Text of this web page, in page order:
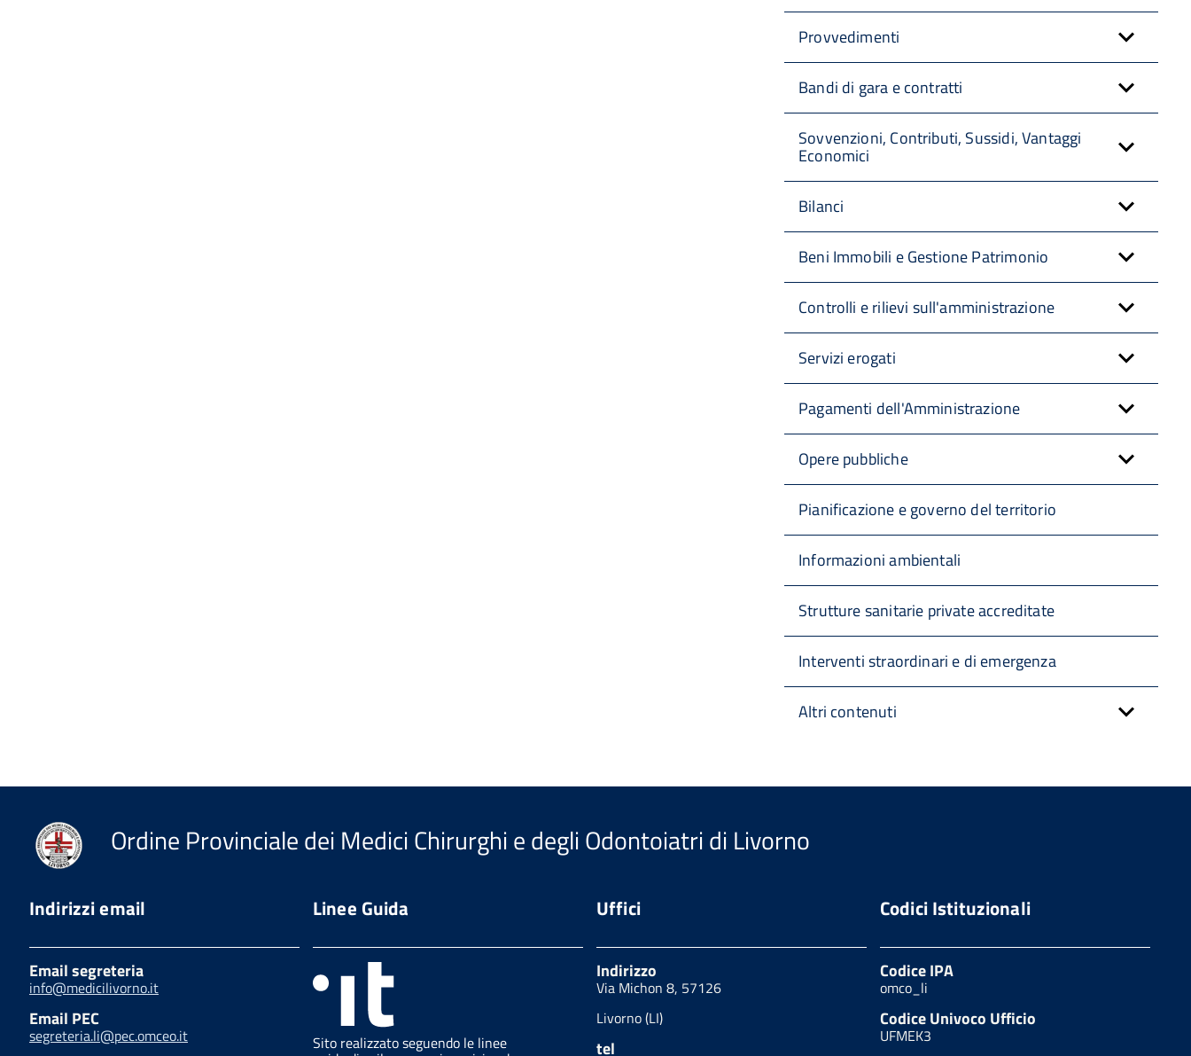
Provvedimenti
Bandi di gara e contratti
Sovvenzioni, Contributi, Sussidi, Vantaggi
Economici
Bilanci
Beni Immobili e Gestione Patrimonio
Controlli e rilievi sull'amministrazione
Servizi erogati
Pagamenti dell'Amministrazione
Opere pubbliche
Pianificazione e governo del territorio
Informazioni ambientali
Strutture sanitarie private accreditate
Interventi straordinari e di emergenza
Altri contenuti
Ordine Provinciale dei Medici Chirurghi e degli Odontoiatri di Livorno
Indirizzi email
Email segreteria
info@medicilivorno.it
Email PEC
segreteria.li@pec.omceo.it
Linee Guida
Sito realizzato seguendo le linee
Uffici
Indirizzo
Via Michon 8, 57126
Livorno (LI)
tel
Codici Istituzionali
Codice IPA
omco_li
Codice Univoco Ufficio
UFMEK3